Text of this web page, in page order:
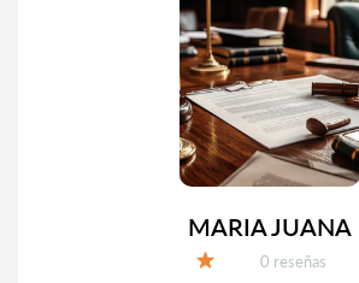
MARIA JUANA
Número de
0 reseñas